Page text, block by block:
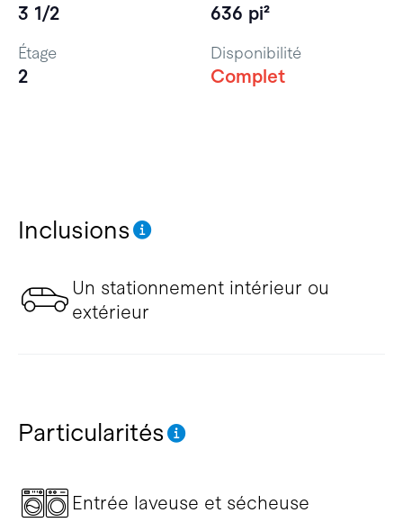
Inclusions
Un stationnement intérieur ou
extérieur
Particularités
Entrée laveuse et sécheuse
3 1/2 636 pi²
Étage
2
Disponibilité
Complet